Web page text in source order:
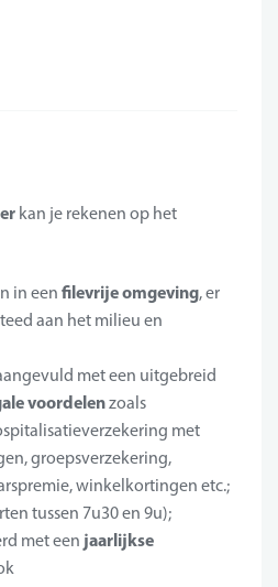
kan je rekenen op het
in een filevrije omgeving, er
aan het milieu en
met een uitgebreid
voordelenzoals
met
groepsverzekering,
winkelkortingen etc.;
tussen 7u30 en 9u);
met een jaarlijkse